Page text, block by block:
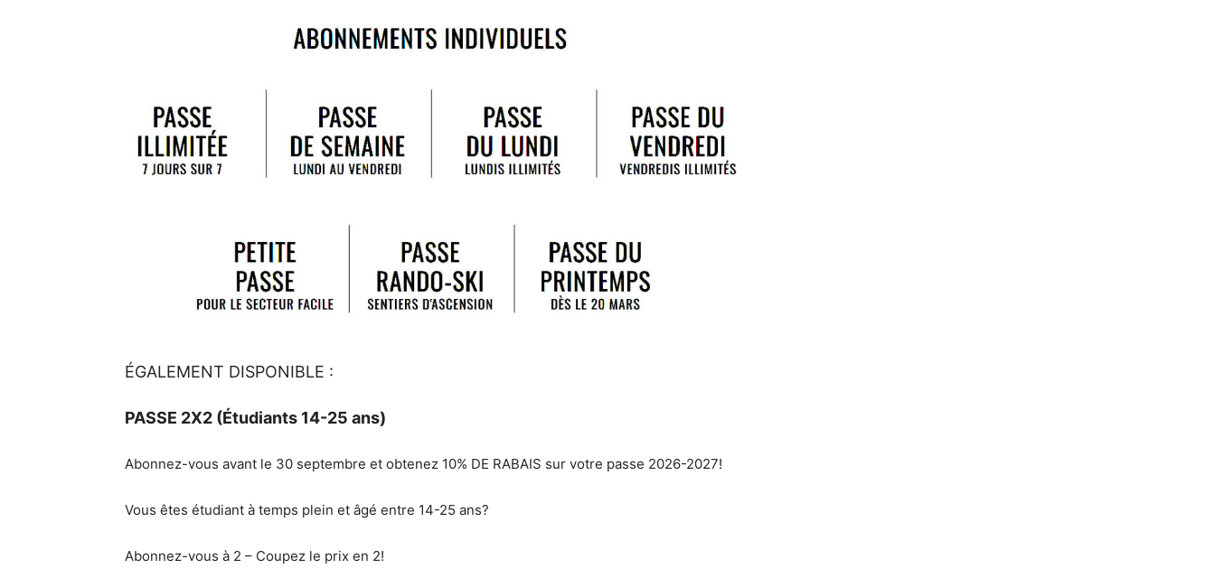
ÉGALEMENT DISPONIBLE :
PASSE 2X2 (Étudiants 14-25 ans)
Abonnez-vous avant le 30 septembre et obtenez 10% DE RABAIS sur votre passe 2026-2027!
Vous êtes étudiant à temps plein et âgé entre 14-25 ans?
Abonnez-vous à 2 – Coupez le prix en 2!